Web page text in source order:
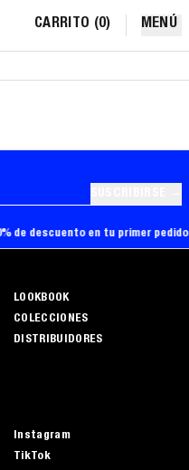
CARRITO (0) MENÚ
de descuento en tu primer
LOOKBOOK
COLECCIONES
DISTRIBUIDORES
Instagram
TikTok